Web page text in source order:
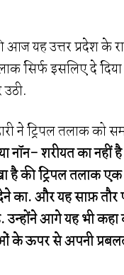
यह उत्तर प्रदेश के
सिर्फ इसलिए दे
ने ट्रिपल तलाक को
या नॉन- शरीयत का
है की ट्रिपल तलाक
का. और यह साफ़
आगे यह भी कहा
के ऊपर से अपनी